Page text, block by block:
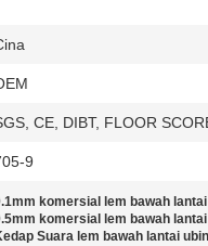
CE, DIBT, FLOOR
9
komersial lem bawah lantai
komersial lem bawah lantai
Suara lem bawah lantai